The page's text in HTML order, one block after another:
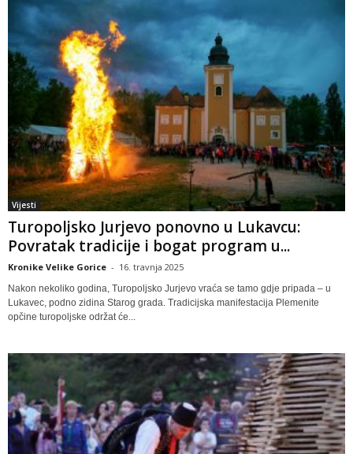
Vijesti
Turopoljsko Jurjevo ponovno u Lukavcu:
Povratak tradicije i bogat program u...
Kronike Velike Gorice - 16. travnja 2025
Nakon nekoliko godina, Turopoljsko Jurjevo vraća se tamo gdje pripada – u
Lukavec, podno zidina Starog grada. Tradicijska manifestacija Plemenite
opčine turopoljske održat će...